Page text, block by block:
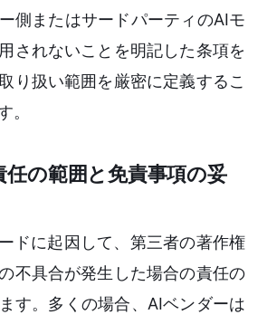
側またはサードパーティのAIモ
されないことを明記した条項を
り扱い範囲を厳密に定義するこ
。
任の範囲と免責事項の妥
ドに起因して、第三者の著作権
不具合が発生した場合の責任の
す。多くの場合、AIベンダーは